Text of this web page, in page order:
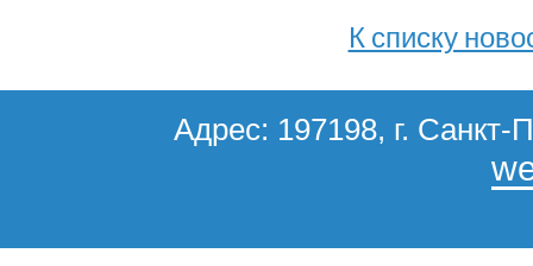
К списку
Адрес: 197198, г. Санкт-